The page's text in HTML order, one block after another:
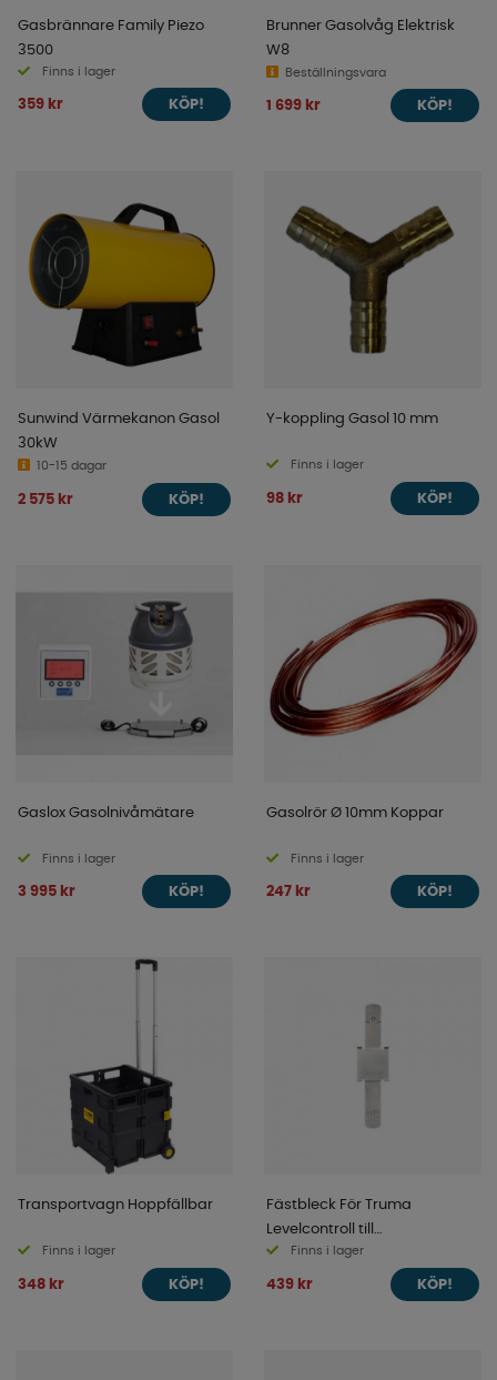
Gasbrännare Family Piezo
3500
Finns i lager
359 kr KÖP!
Brunner Gasolvåg Elektrisk
W8
Beställningsvara
1 699 kr KÖP!
Sunwind Värmekanon Gasol
30kW
10-15 dagar
2 575 kr KÖP!
Y-koppling Gasol 10 mm
Finns i lager
98 kr KÖP!
Gaslox Gasolnivåmätare
Finns i lager
3 995 kr KÖP!
Gasolrör Ø 10mm Koppar
Finns i lager
247 kr KÖP!
Transportvagn Hoppfällbar
Finns i lager
348 kr KÖP!
Fästbleck För Truma
Levelcontroll till
Aluminiumflaskor
Finns i lager
439 kr KÖP!